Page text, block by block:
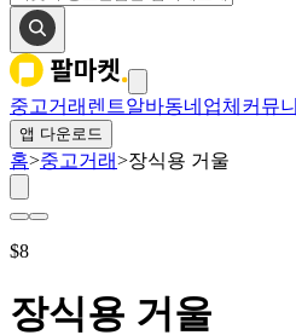
중고거래 렌트알바동네업체 커뮤
앱 다운로드
홈>중고거래>장식용 거울
$8
장식용 거울